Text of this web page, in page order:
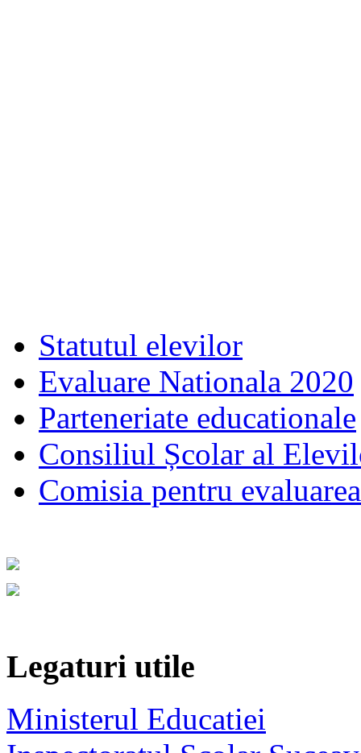
Statutul elevilor
Evaluare Nationala 2020
Parteneriate educationale
Consiliul Școlar al
Comisia pentru
Legaturi utile
Ministerul Educatiei